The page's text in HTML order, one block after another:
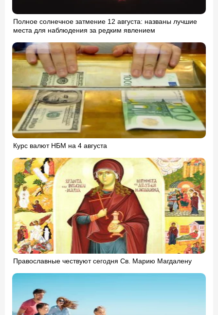
Полное солнечное затмение 12 августа: названы лучшие
места для наблюдения за редким явлением
Курс валют НБМ на 4 августа
Православные чествуют сегодня Св. Марию Магдалену